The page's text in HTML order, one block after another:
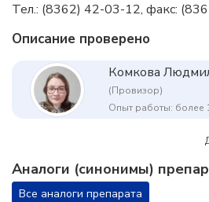
Тел.: (8362) 42-03-12, факс:
Описание проверено
Комкова
(Провизор)
Опыт работы: более
Аналоги (синонимы)
Все аналоги препарата